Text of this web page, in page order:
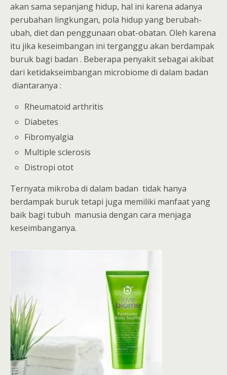
akan sama sepanjang hidup, hal ini karena adanya
perubahan lingkungan, pola hidup yang berubah-
ubah, diet dan penggunaan obat-obatan. Oleh karena
itu jika keseimbangan ini terganggu akan berdampak
buruk bagi badan . Beberapa penyakit sebagai akibat
dari ketidakseimbangan microbiome di dalam badan
diantaranya :
Rheumatoid arthritis
Diabetes
Fibromyalgia
Multiple sclerosis
Distropi otot
Ternyata mikroba di dalam badan tidak hanya
berdampak buruk tetapi juga memiliki manfaat yang
baik bagi tubuh manusia dengan cara menjaga
keseimbanganya.